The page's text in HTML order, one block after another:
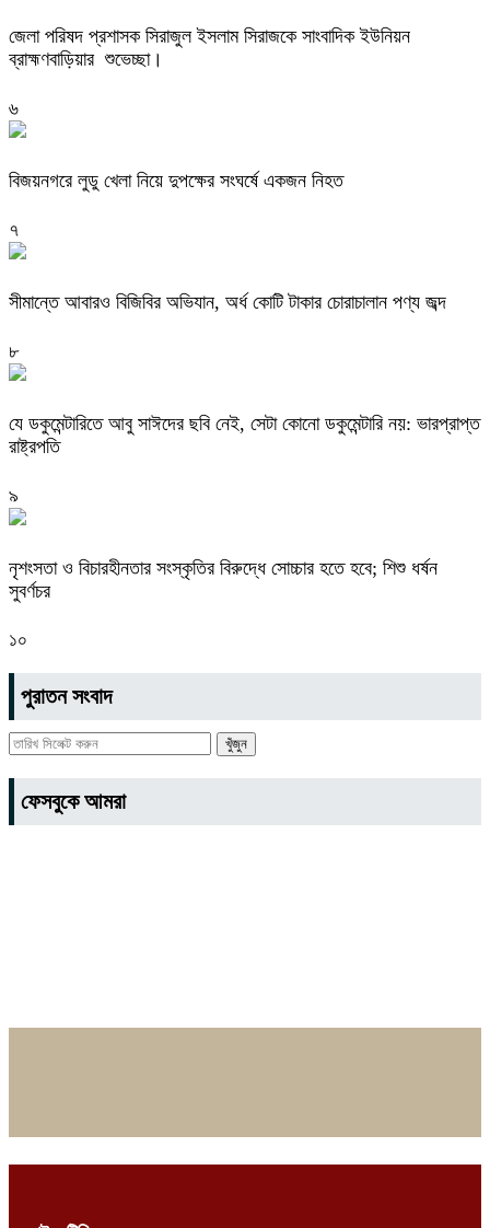
জেলা পরিষদ প্রশাসক সিরাজুল ইসলাম সিরাজকে সাংবাদিক ইউনিয়ন
ব্রাহ্মণবাড়িয়ার শুভেচ্ছা।
৬
বিজয়নগরে লুডু খেলা নিয়ে দুপক্ষের সংঘর্ষে একজন নিহত
৭
সীমান্তে আবারও বিজিবির অভিযান, অর্ধ কোটি টাকার চোরাচালান পণ্য জব্দ
৮
যে ডকুমেন্টারিতে আবু সাঈদের ছবি নেই, সেটা কোনো ডকুমেন্টারি নয়: ভারপ্রাপ্ত
রাষ্ট্রপতি
৯
নৃশংসতা ও বিচারহীনতার সংস্কৃতির বিরুদ্ধে সোচ্চার হতে হবে; শিশু ধর্ষন
সুবর্ণচর
১০
পুরাতন সংবাদ
ফেসবুকে আমরা